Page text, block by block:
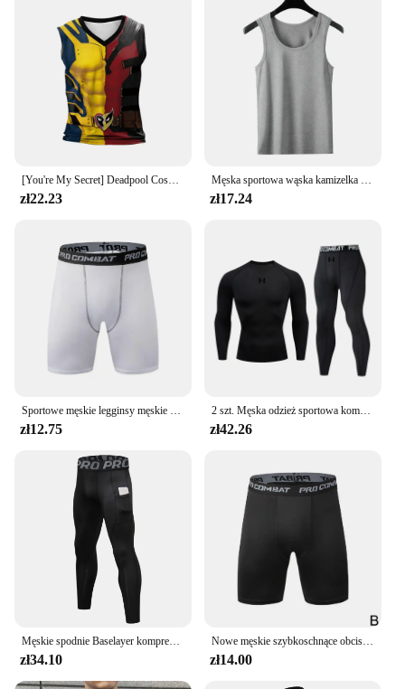
[You're My Secret] Deadpool Cosplay Wolverine Cosplay Superhero Printed Vest Comic Compression Workout Bodybuilding Tank Tops
zł22.23
Męska sportowa wąska kamizelka letnia oddychająca bez rękawów wokół szyi ćwiczenia gimnastyczne podkoszulek do biegania męskie sportowe koszulki fitness podkoszulek
zł17.24
Sportowe męskie legginsy męskie spodnie do fitnessu elastyczne rajstopy uciskowe spodenki do biegania na trening szybkoschnące spodenki
zł12.75
2 szt. Męska odzież sportowa kompresyjna garnitur siłownia obcisłe zestawy do jogi trening Jogging MMA Fitness koszulka sportowa + spodnie dres zestaw do biegania
zł42.26
Męskie spodnie Baselayer kompresyjne legginsy do biegania legginsy z etui na telefon
zł34.10
Nowe męskie szybkoschnące obcisłe szorty elastyczne spodnie treningowe legginsy uciskowe męskie spodenki do biegania wygodnego czarnego szarości
zł14.00